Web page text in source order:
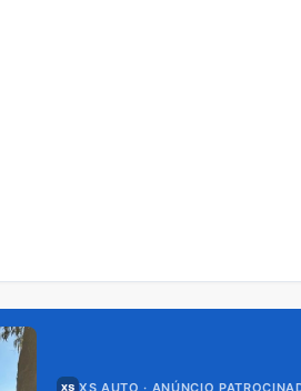
XS AUTO · ANÚNCIO